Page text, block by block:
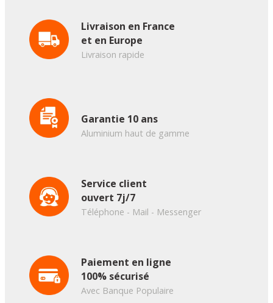
Livraison en France
et en Europe
Livraison rapide
Garantie 10 ans
Aluminium haut de gamme
Service client
ouvert 7j/7
Téléphone - Mail - Messenger
Paiement en ligne
100% sécurisé
Avec Banque Populaire